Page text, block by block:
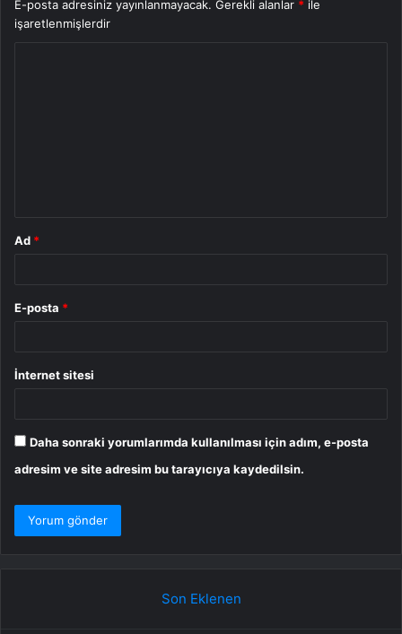
E-posta adresiniz yayınlanmayacak. Gerekli alanlar * ile
işaretlenmişlerdir
Ad *
E-posta *
İnternet sitesi
Daha sonraki yorumlarımda kullanılması için adım, e-posta
adresim ve site adresim bu tarayıcıya kaydedilsin.
Son Eklenen